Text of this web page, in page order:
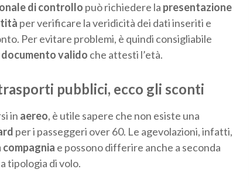
di controllo può richiedere la presentazione
per verificare la veridicità dei dati inseriti e
Per evitare problemi, è quindi consigliabile
documento valido che attesti l’età.
pubblici, ecco gli sconti
in aereo, è utile sapere che non esiste una
per i passeggeri over 60. Le agevolazioni, infatti,
compagnia e possono differire anche a seconda
tipologia di volo.